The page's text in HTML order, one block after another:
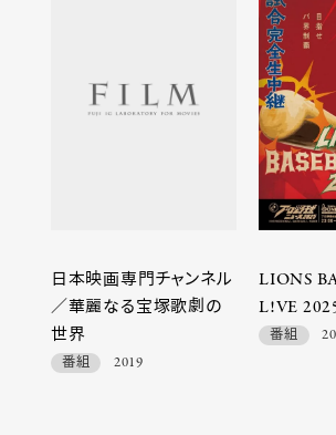
日本映画専門チャンネル
／華麗なる宝塚歌劇の
世界
番組 2019
LIONS
L!VE
番組